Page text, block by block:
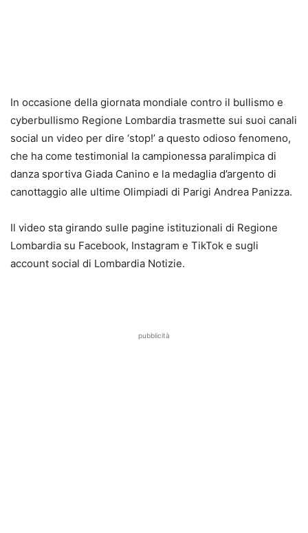
In occasione della giornata mondiale contro il bullismo e
cyberbullismo Regione Lombardia trasmette sui suoi canali
social un video per dire ‘stop!’ a questo odioso fenomeno,
che ha come testimonial la campionessa paralimpica di
danza sportiva Giada Canino e la medaglia d’argento di
canottaggio alle ultime Olimpiadi di Parigi Andrea Panizza.
Il video sta girando sulle pagine istituzionali di Regione
Lombardia su Facebook, Instagram e TikTok e sugli
account social di Lombardia Notizie.
pubblicità